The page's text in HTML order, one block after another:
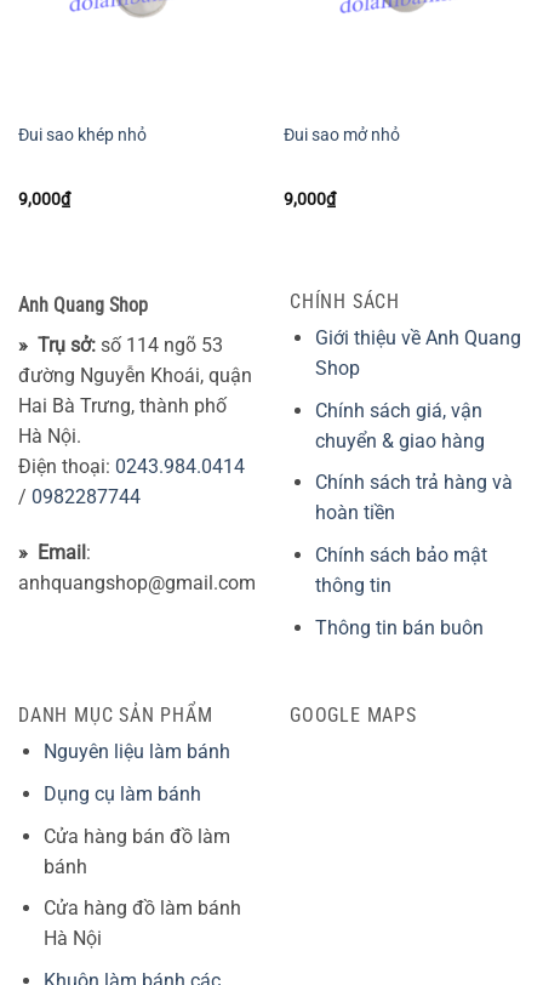
Đui sao khép nhỏ
9,000₫
Đui sao mở nhỏ
9,000₫
Anh Quang Shop
» Trụ sở: số 114 ngõ 53
đường Nguyễn Khoái, quận
Hai Bà Trưng, thành phố
Hà Nội.
Điện thoại: 0243.984.0414
/ 0982287744
» Email:
anhquangshop@gmail.com
CHÍNH SÁCH
Giới thiệu về Anh Quang
Shop
Chính sách giá, vận
chuyển & giao hàng
Chính sách trả hàng và
hoàn tiền
Chính sách bảo mật
thông tin
Thông tin bán buôn
DANH MỤC SẢN PHẨM
Nguyên liệu làm bánh
Dụng cụ làm bánh
Cửa hàng bán đồ làm
bánh
Cửa hàng đồ làm bánh
Hà Nội
GOOGLE MAPS